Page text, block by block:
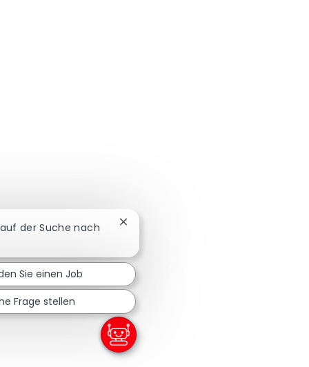
der Suche nach Chatbot-Benachrichtigung schließen
Sie einen Job
Frage stellen